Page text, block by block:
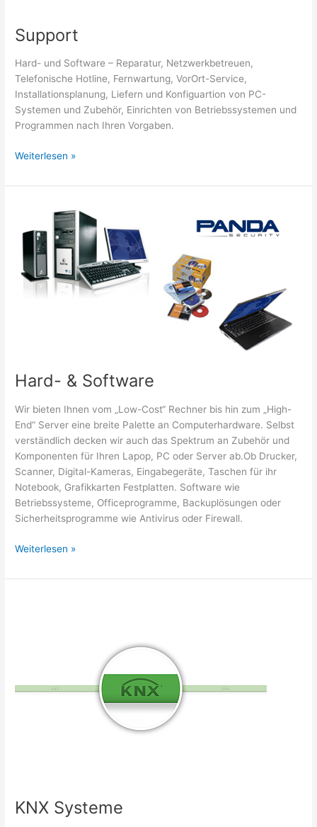
Support
Hard- und Software – Reparatur, Netzwerkbetreuen,
Telefonische Hotline, Fernwartung, VorOrt-Service,
Installationsplanung, Liefern und Konfiguartion von PC-
Systemen und Zubehör, Einrichten von Betriebssystemen und
Programmen nach Ihren Vorgaben.
Support
Weiterlesen »
Hard- & Software
Wir bieten Ihnen vom „Low-Cost“ Rechner bis hin zum „High-
End“ Server eine breite Palette an Computerhardware. Selbst
verständlich decken wir auch das Spektrum an Zubehör und
Komponenten für Ihren Lapop, PC oder Server ab.Ob Drucker,
Scanner, Digital-Kameras, Eingabegeräte, Taschen für ihr
Notebook, Grafikkarten Festplatten. Software wie
Betriebssysteme, Officeprogramme, Backuplösungen oder
Sicherheitsprogramme wie Antivirus oder Firewall.
Hard-
Software
Weiterlesen »
KNX Systeme